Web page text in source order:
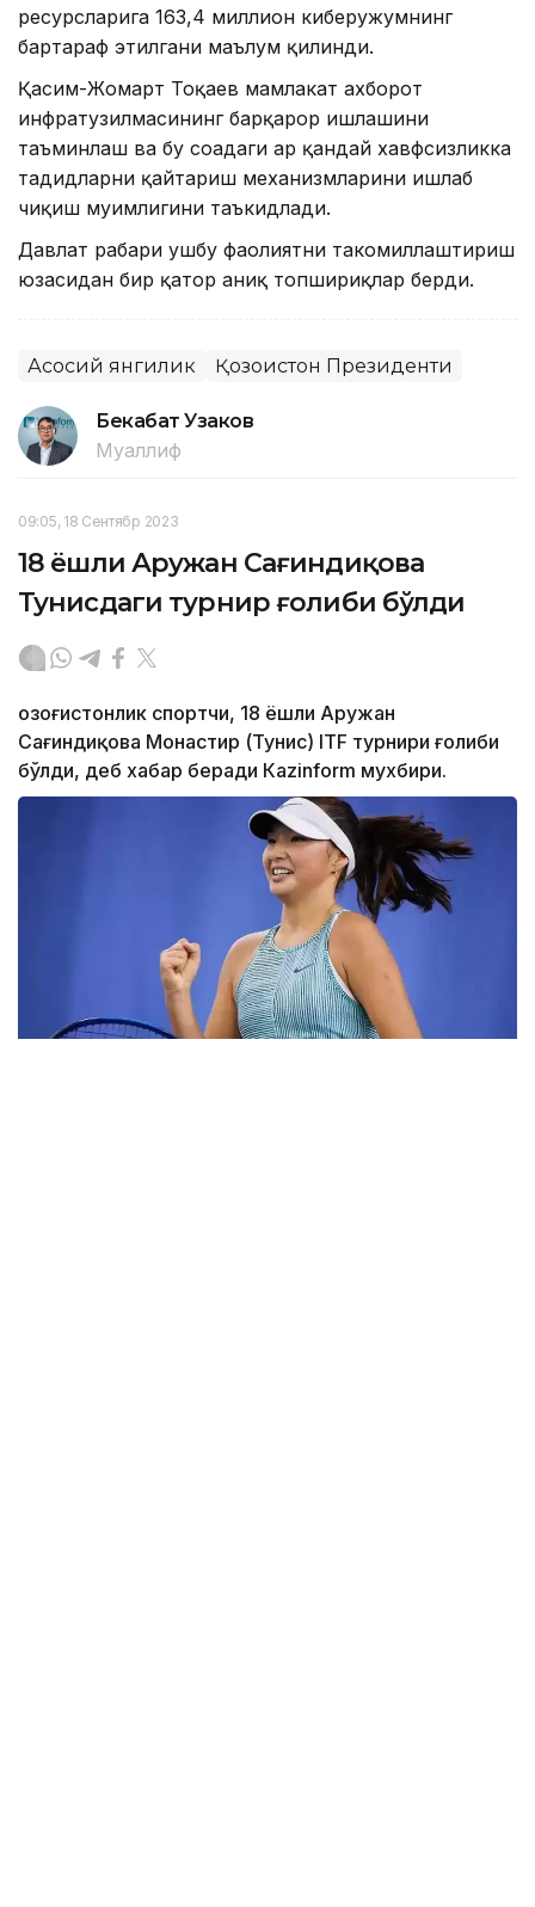
ресурсларига 163,4 миллион киберҳужумнинг
бартараф этилгани маълум қилинди.
Қасим-Жомарт Тоқаев мамлакат ахборот
инфратузилмасининг барқарор ишлашини
таъминлаш ва бу соҳадаги ҳар қандай хавфсизликка
таҳдидларни қайтариш механизмларини ишлаб
чиқиш муҳимлигини таъкидлади.
Давлат раҳбари ушбу фаолиятни такомиллаштириш
юзасидан бир қатор аниқ топшириқлар берди.
Асосий янгилик Қозоғистон Президенти
Бекабат Узаков
Муаллиф
09:05, 18 Сентябр 2023
18 ёшли Аружан Сағиндиқова
Тунисдаги турнир ғолиби бўлди
Қозоғистонлик спортчи, 18 ёшли Аружан
Сағиндиқова Монастир (Тунис) ITF турнири ғолиби
бўлди, деб хабар беради Каzinform мухбири.